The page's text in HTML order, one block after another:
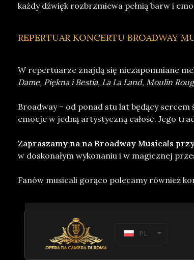
każdy dźwięk rozbrzmiewa pełnią barw i
REPERTUAR KONCERTU BROADWAY
W repertuarze znajdą się niezapomniane
Dame, Piękna i Bestia, La La Land, Moulin
Broadway – od ponad stu lat będący
emocje w jedną artystyczną całość. Jego
Zapraszamy na na Broadway Musicals
w doskonałym wykonaniu i w magicznej
Fanów musicali gorąco polecamy również